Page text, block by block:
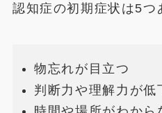
認知症の初期症状は5つ
物忘れが目立つ
判断力や理解力が低